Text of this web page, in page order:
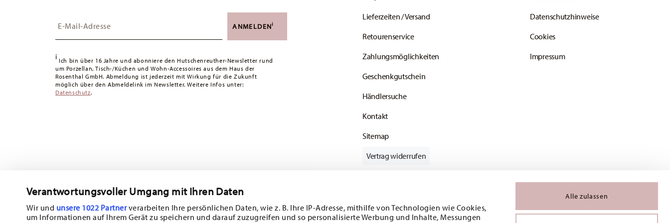
Verantwortungsvoller Umgang mit Ihren Daten
Wir und unsere 1022 Partnerverarbeiten Ihre persönlichen Daten, wie z. B. Ihre IP-Adresse, mithilfe von Technologien wie Cookies,
um Informationen auf Ihrem Gerät zu speichern und darauf zuzugreifen und so personalisierte Werbung und Inhalte, Messungen
Alle zulassen
Schweiz:Lieferungen in die Schweiz sind ab 49,90 CHF versandkostenfrei. Unter einem Bestellwert von
Lieferzeit innerhalb Deutschlands:3-5 Werktage für vorrätige Artikel. Sie können die Lieferzeiten in
andere Länderhier einsehen.
Retouren:Für Retouren nutzen Sie bitte unserenRetourenservice
ANMELDENi
i Ich bin über 16 Jahre und abonniere den Hutschenreuther-Newsletter rund
um Porzellan, Tisch-/Küchen und Wohn-Accessoires aus dem Haus der
Rosenthal GmbH. Abmeldung ist jederzeit mit Wirkung für die Zukunft
möglich über den Abmeldelink im Newsletter. Weitere Infos unter:
Datenschutz.
Lieferzeiten / Versand
Retourenservice
Zahlungsmöglichkeiten
Geschenkgutschein
Händlersuche
Kontakt
Sitemap
Datenschutzhinweise
Cookies
Impressum
Vertrag widerrufen
Folgen Sie uns auf
Abonnieren Sie unseren Newsletter und erhalten Sie einen Rabatt im Wert von
10%!